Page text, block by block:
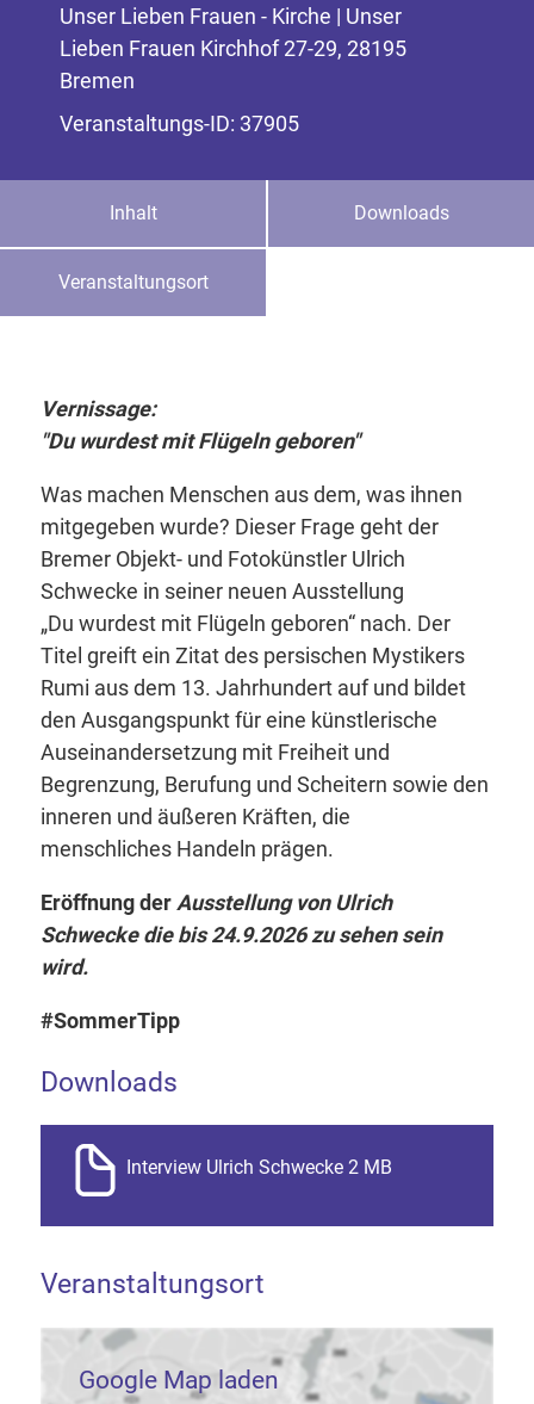
Unser Lieben Frauen - Kirche | Unser
Lieben Frauen Kirchhof 27-29, 28195
Bremen
Veranstaltungs-ID: 37905
Inhalt Downloads
Veranstaltungsort
Vernissage:
"Du wurdest mit Flügeln geboren"
Was machen Menschen aus dem, was ihnen
mitgegeben wurde? Dieser Frage geht der
Bremer Objekt- und Fotokünstler Ulrich
Schwecke in seiner neuen Ausstellung
„Du wurdest mit Flügeln geboren“ nach. Der
Titel greift ein Zitat des persischen Mystikers
Rumi aus dem 13. Jahrhundert auf und bildet
den Ausgangspunkt für eine künstlerische
Auseinandersetzung mit Freiheit und
Begrenzung, Berufung und Scheitern sowie den
inneren und äußeren Kräften, die
menschliches Handeln prägen.
Eröffnung derAusstellung von Ulrich
Schwecke die bis 24.9.2026 zu sehen sein
wird.
#SommerTipp
Downloads
Interview Ulrich Schwecke 2 MB
Veranstaltungsort
Google Map laden